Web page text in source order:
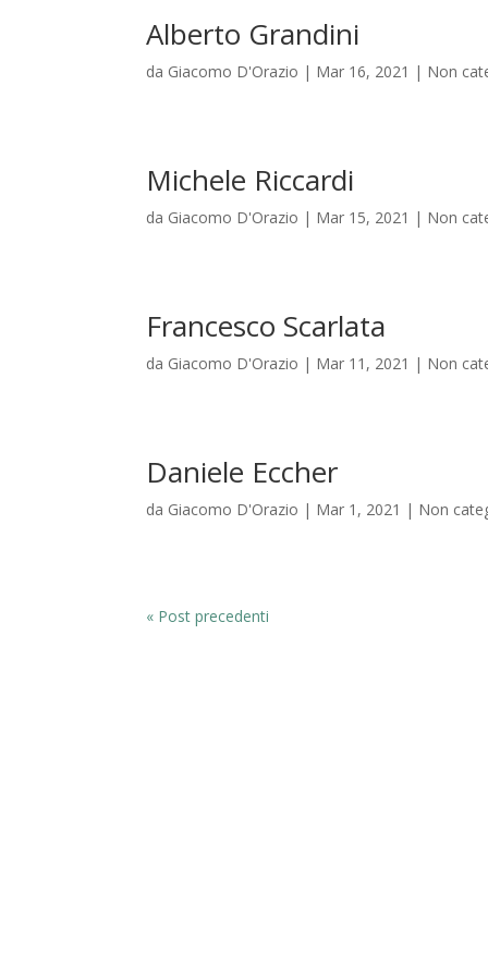
Alberto Grandini
da Giacomo D'Orazio | Mar 16, 2021 | Non
Michele Riccardi
da Giacomo D'Orazio | Mar 15, 2021 | Non
Francesco Scarlata
da Giacomo D'Orazio | Mar 11, 2021 | Non
Daniele Eccher
da Giacomo D'Orazio | Mar 1, 2021 | Non
« Post precedenti